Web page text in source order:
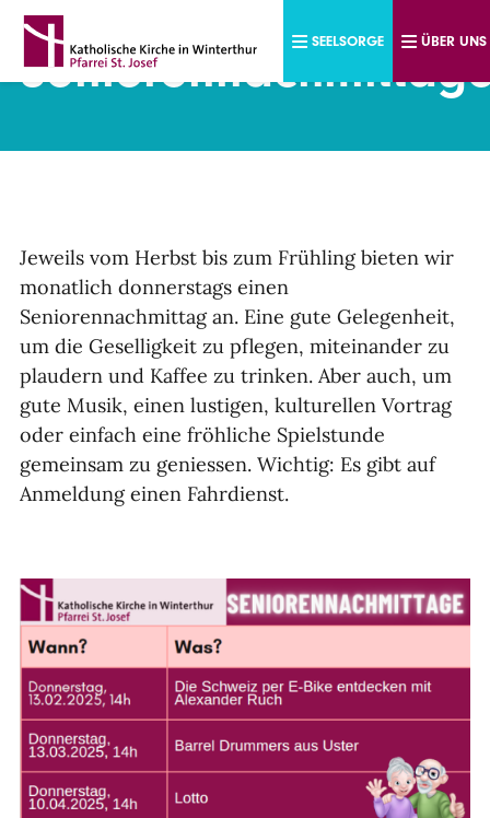
Direkt zum Inhalt
SEELSORGE ÜBER UNS
Jeweils vom Herbst bis zum Frühling bieten wir
monatlich donnerstags einen
Seniorennachmittag an. Eine gute Gelegenheit,
um die Geselligkeit zu pflegen, miteinander zu
plaudern und Kaffee zu trinken. Aber auch, um
gute Musik, einen lustigen, kulturellen Vortrag
oder einfach eine fröhliche Spielstunde
gemeinsam zu geniessen. Wichtig: Es gibt auf
Anmeldung einen Fahrdienst.